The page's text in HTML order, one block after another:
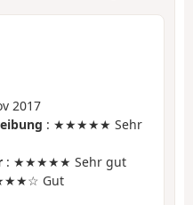
2017
: ★★★★★ Sehr
: ★★★★★ Sehr gut
Gut